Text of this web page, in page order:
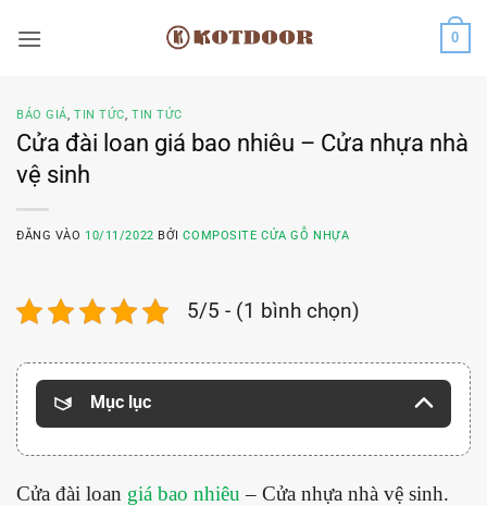
qua
0
BÁO GIÁ,TIN TỨC,TIN TỨC
Cửa đài loan giá bao nhiêu – Cửa nhựa nhà
vệ sinh
ĐĂNG VÀO 10/11/2022 BỞICOMPOSITE CỬA GỖ NHỰA
5/5 - (1 bình chọn)
Mục lục
Cửa đài loan giá bao nhiêu – Cửa nhựa nhà vệ sinh.